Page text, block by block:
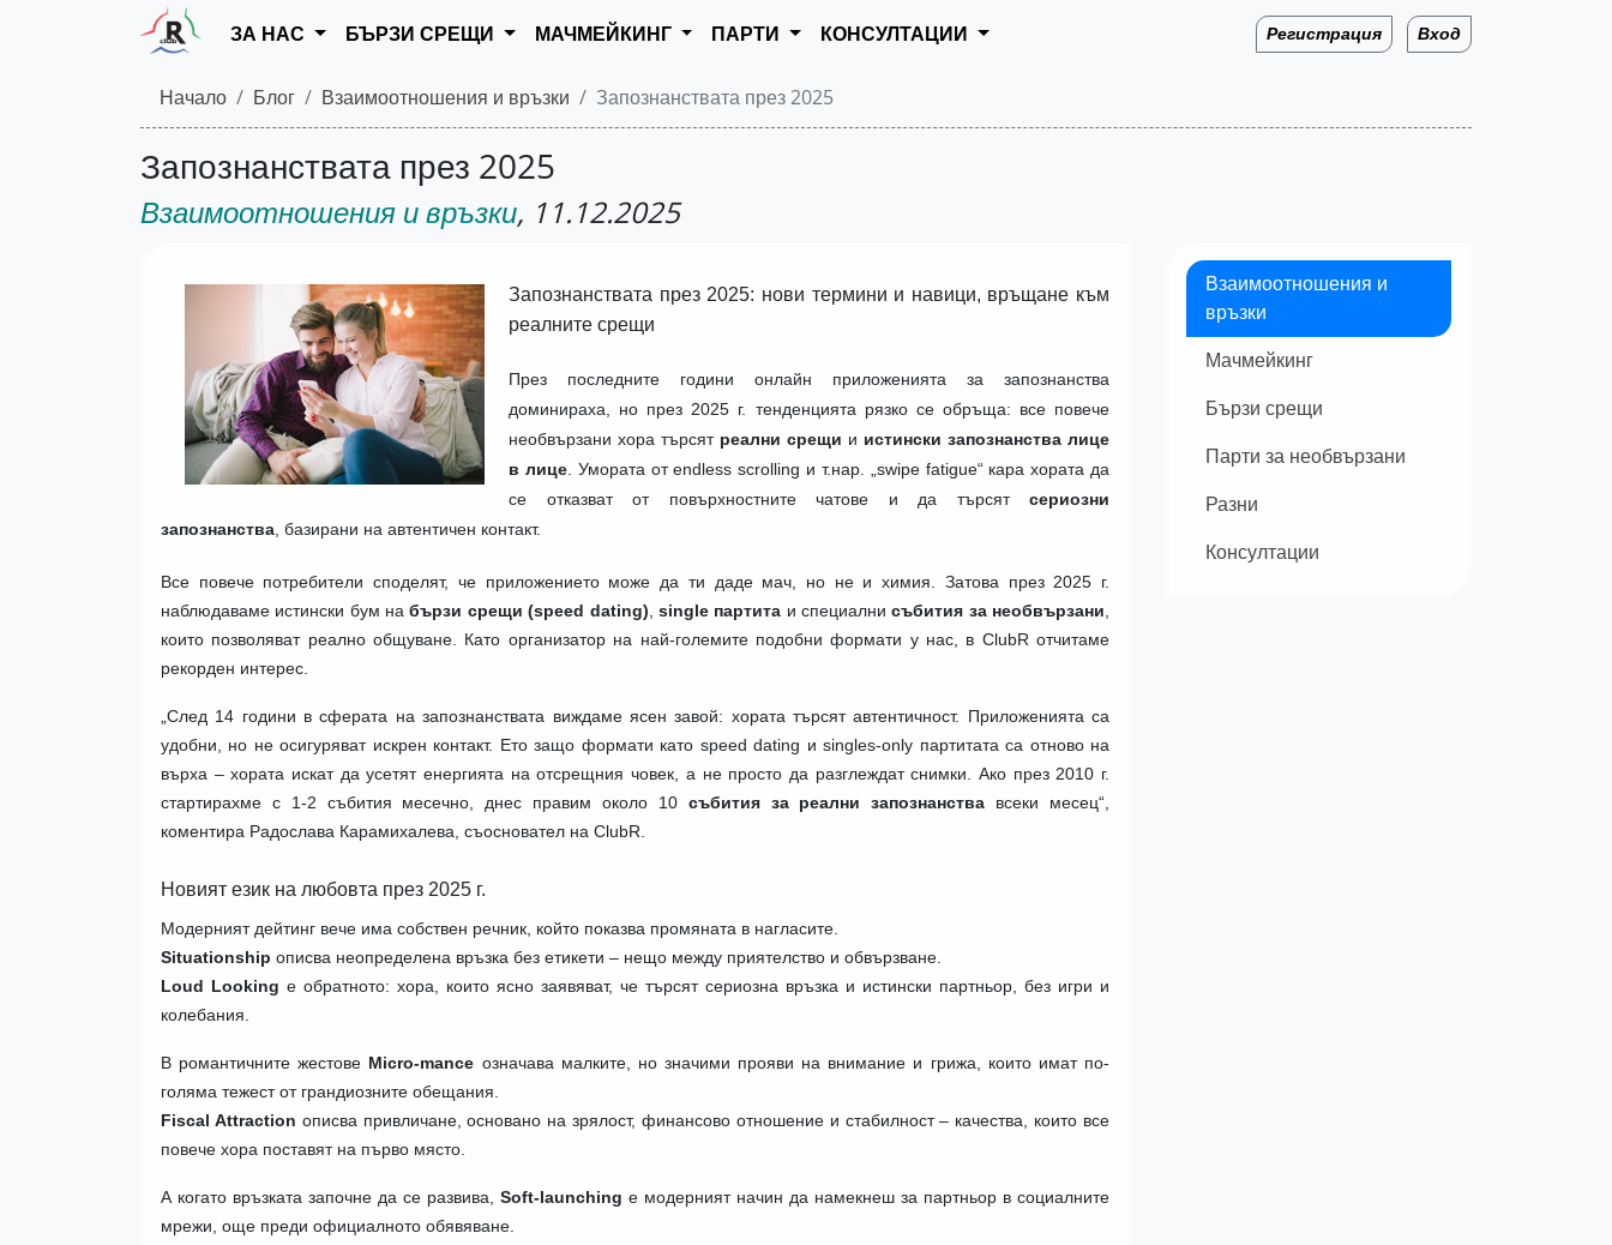
ЗА НАС БЪРЗИ СРЕЩИ МАЧМЕЙКИНГ ПАРТИ КОНСУЛТАЦИИ Регистрация Вход
Начало Блог Взаимоотношения и връзки Запознанствата през 2025
Запознанствата през 2025
Взаимоотношения и връзки, 11.12.2025
Взаимоотношения и
връзки
Мачмейкинг
Бързи срещи
Парти за необвързани
Разни
Консултации
Запознанствата през 2025: нови термини и навици, връщане към
реалните срещи
През последните години онлайн приложенията за запознанства
доминираха, но през 2025 г. тенденцията рязко се обръща: все повече
необвързани хора търсят реални срещи и истински запознанства лице
в лице. Умората от endless scrolling и т.нар. „swipe fatigue“ кара хората да
се отказват от повърхностните чатове и да търсят сериозни
запознанства , базирани на автентичен контакт.
Все повече потребители споделят, че приложението може да ти даде мач, но не и химия. Затова през 2025 г.
наблюдаваме истински бум набързи срещи (speed dating) single партита и специалнисъбития за необвързани
които позволяват реално общуване. Като организатор на най-големите подобни формати у нас, в ClubR отчитаме
рекорден интерес.
„След 14 години в сферата на запознанствата виждаме ясен завой: хората търсят автентичност. Приложенията са
удобни, но не осигуряват искрен контакт. Ето защо формати като speed dating и singles-only партитата са отново на
върха – хората искат да усетят енергията на отсрещния човек, а не просто да разглеждат снимки. Ако през 2010 г.
стартирахме с 1-2 събития месечно, днес правим около 10 събития за реални запознанства всеки месец“,
коментира Радослава Карамихалева, съосновател на ClubR.
Новият език на любовта през 2025 г.
Модерният дейтинг вече има собствен речник, който показва промяната в нагласите.
Situationship описва неопределена връзка без етикети – нещо между приятелство и обвързване.
Loud Looking е обратното: хора, които ясно заявяват, че търсят сериозна връзка и истински партньор, без игри и
колебания.
В романтичните жестове Micro-mance означава малките, но значими прояви на внимание и грижа, които имат по-
голяма тежест от грандиозните обещания.
Fiscal Attraction описва привличане, основано на зрялост, финансово отношение и стабилност – качества, които все
повече хора поставят на първо място.
А когато връзката започне да се развива, Soft-launching е модерният начин да намекнеш за партньор в социалните
мрежи, още преди официалното обявяване.